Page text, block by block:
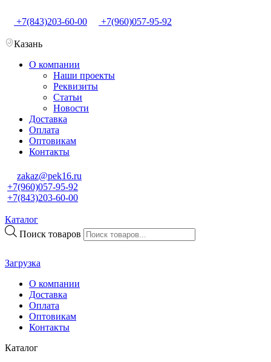
+7(843)203-60-00 +7(960)057-95-92
Казань
О компании
Наши проекты
Реквизиты
Статьи
Новости
Доставка
Оплата
Оптовикам
Контакты
zakaz@pek16.ru
+7(960)057-95-92
+7(843)203-60-00
Каталог
Поиск товаров
Загрузка
О компании
Доставка
Оплата
Оптовикам
Контакты
Каталог